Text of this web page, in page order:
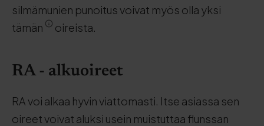
silmämunien punoitus voivat myös olla yksi
tämän
oireista.
RA - alkuoireet
RA voi alkaa hyvin viattomasti. Itse asiassa sen
oireet voivat aluksi usein muistuttaa flunssan